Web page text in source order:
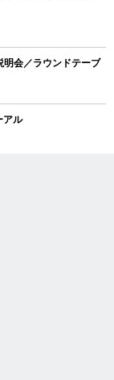
会／ラウンドテーブ
アル